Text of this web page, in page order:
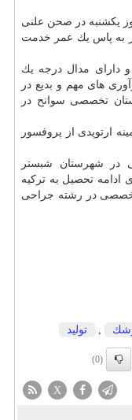
یكشنبه در صحن علنی
به پاس یك عمر خدمت
دارای مدال درجه یك
های مهم و بدیع در
تخصصی سوانح در
ارتوپدی از پروفسور
زاده متولد 1313 شمسی در شهرستان شبستر
كه در 18 سالگی برای ادامه تحصیل به تركیه
تخصصی در رشته جراحی
تولید
(0)
X